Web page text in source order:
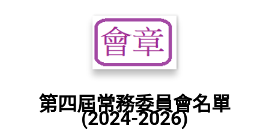
第四屆常務委員會名單
(2024-2026)